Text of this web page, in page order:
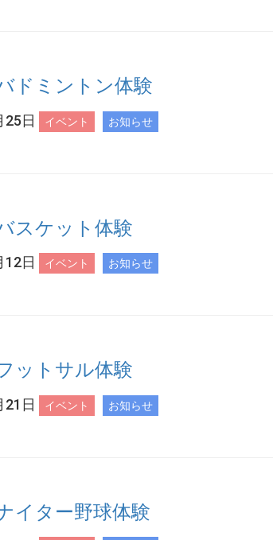
ドミントン体験
25日 イベント お知らせ
スケット体験
12日 イベント お知らせ
ットサル体験
21日 イベント お知らせ
イター野球体験